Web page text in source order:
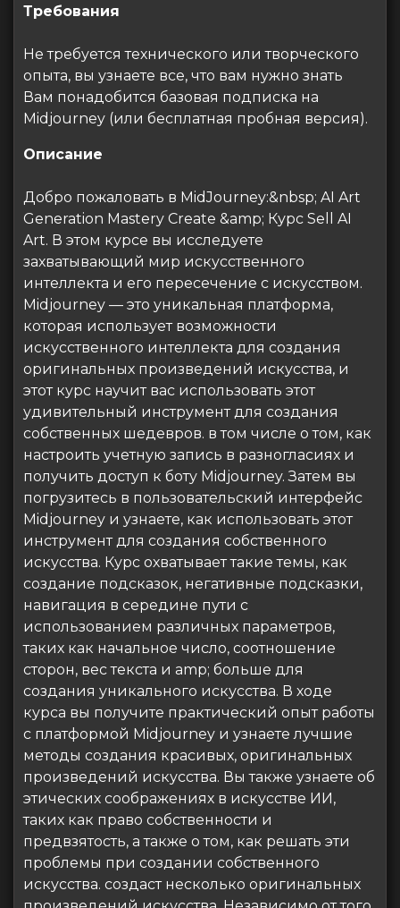
Требования
Не требуется технического или творческого
опыта, вы узнаете все, что вам нужно знать
Вам понадобится базовая подписка на
Midjourney (или бесплатная пробная версия).
Описание
Добро пожаловать в MidJourney:&nbsp; AI Art
Generation Mastery Create &amp; Курс Sell AI
Art. В этом курсе вы исследуете
захватывающий мир искусственного
интеллекта и его пересечение с искусством.
Midjourney — это уникальная платформа,
которая использует возможности
искусственного интеллекта для создания
оригинальных произведений искусства, и
этот курс научит вас использовать этот
удивительный инструмент для создания
собственных шедевров. в том числе о том, как
настроить учетную запись в разногласиях и
получить доступ к боту Midjourney. Затем вы
погрузитесь в пользовательский интерфейс
Midjourney и узнаете, как использовать этот
инструмент для создания собственного
искусства. Курс охватывает такие темы, как
создание подсказок, негативные подсказки,
навигация в середине пути с
использованием различных параметров,
таких как начальное число, соотношение
сторон, вес текста и amp; больше для
создания уникального искусства. В ходе
курса вы получите практический опыт работы
с платформой Midjourney и узнаете лучшие
методы создания красивых, оригинальных
произведений искусства. Вы также узнаете об
этических соображениях в искусстве ИИ,
таких как право собственности и
предвзятость, а также о том, как решать эти
проблемы при создании собственного
искусства. создаст несколько оригинальных